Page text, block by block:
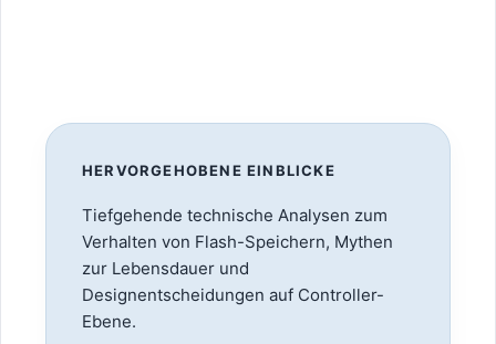
HERVORGEHOBENE EINBLICKE
Tiefgehende technische Analysen zum
Verhalten von Flash-Speichern, Mythen
zur Lebensdauer und
Designentscheidungen auf Controller-
Ebene.